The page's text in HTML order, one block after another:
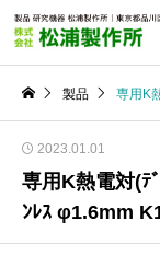
製品 専用K
2023.01.01
専用K熱電対(ﾃ
ﾝﾚｽ φ1.6mm